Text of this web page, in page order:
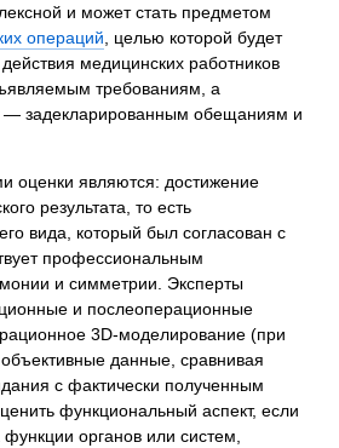
и может стать предметом
операций, целью которой будет
медицинских работников
требованиям, а
— задекларированным обещаниям и
оценки являются: достижение
результата, то есть
вида, который был согласован с
профессиональным
и симметрии. Эксперты
и послеоперационные
3D-моделирование (при
данные, сравнивая
с фактически полученным
функциональный аспект, если
органов или систем,